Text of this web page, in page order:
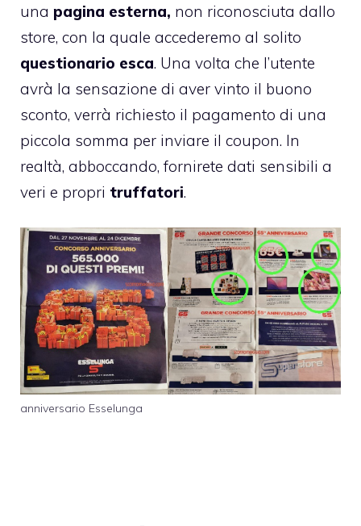
una pagina esterna, non riconosciuta dallo
store, con la quale accederemo al solito
questionario esca. Una volta che l’utente
avrà la sensazione di aver vinto il buono
sconto, verrà richiesto il pagamento di una
piccola somma per inviare il coupon. In
realtà, abboccando, fornirete dati sensibili a
veri e propri truffatori.
anniversario Esselunga